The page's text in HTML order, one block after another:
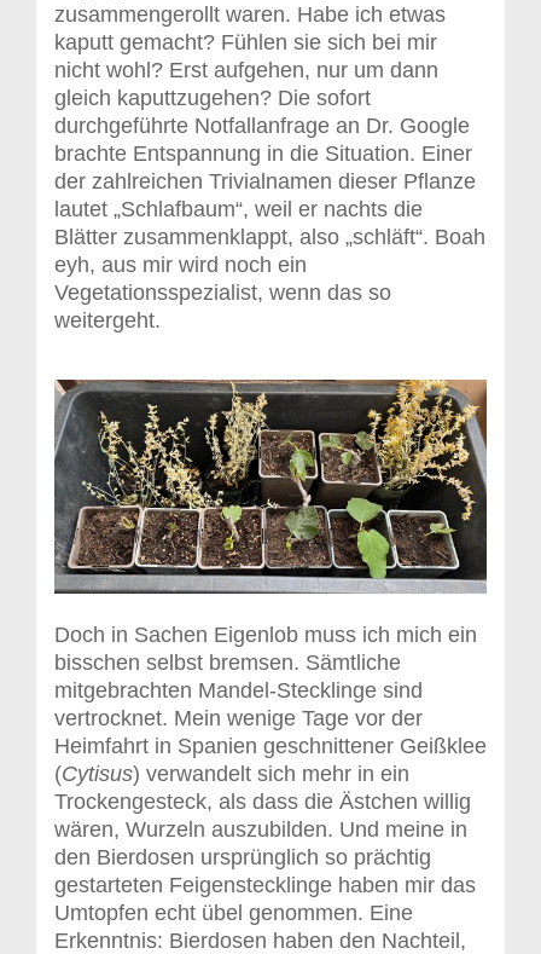
zusammengerollt waren. Habe ich etwas
kaputt gemacht? Fühlen sie sich bei mir
nicht wohl? Erst aufgehen, nur um dann
gleich kaputtzugehen? Die sofort
durchgeführte Notfallanfrage an Dr. Google
brachte Entspannung in die Situation. Einer
der zahlreichen Trivialnamen dieser Pflanze
lautet „Schlafbaum“, weil er nachts die
Blätter zusammenklappt, also „schläft“. Boah
eyh, aus mir wird noch ein
Vegetationsspezialist, wenn das so
weitergeht.
Doch in Sachen Eigenlob muss ich mich ein
bisschen selbst bremsen. Sämtliche
mitgebrachten Mandel-Stecklinge sind
vertrocknet. Mein wenige Tage vor der
Heimfahrt in Spanien geschnittener Geißklee
(Cytisus) verwandelt sich mehr in ein
Trockengesteck, als dass die Ästchen willig
wären, Wurzeln auszubilden. Und meine in
den Bierdosen ursprünglich so prächtig
gestarteten Feigenstecklinge haben mir das
Umtopfen echt übel genommen. Eine
Erkenntnis: Bierdosen haben den Nachteil,